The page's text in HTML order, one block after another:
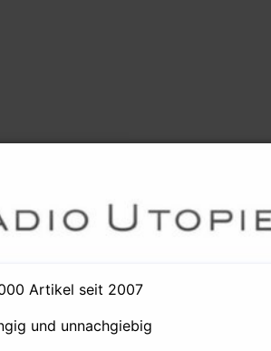
. Laurin Dodd, ein
zu bauen.
Artikel seit 2007
und unnachgiebig